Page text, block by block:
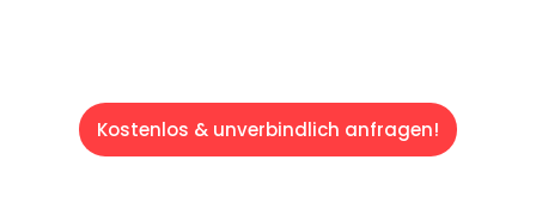
Kostenlos & unverbindlich anfragen!